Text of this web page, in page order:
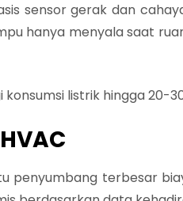
sensor gerak dan
hanya menyala saat
listrik hingga20-
penyumbang terbesar